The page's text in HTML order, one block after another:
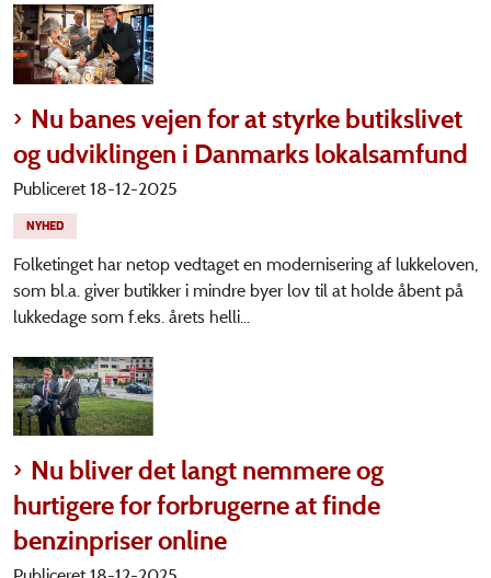
Nu banes vejen for at styrke butikslivet
og udviklingen i Danmarks lokalsamfund
Publiceret 18-12-2025
NYHED
Folketinget har netop vedtaget en modernisering af lukkeloven,
som bl.a. giver butikker i mindre byer lov til at holde åbent på
lukkedage som f.eks. årets helli...
Nu bliver det langt nemmere og
hurtigere for forbrugerne at finde
benzinpriser online